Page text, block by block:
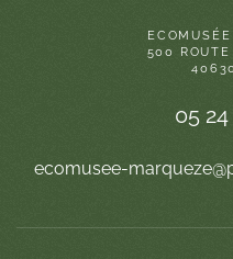
500 ROUTE
05
ecomusee-